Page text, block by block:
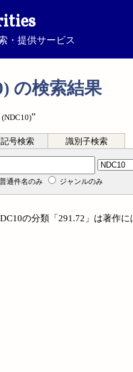
・提供サービス
の検索結果
(NDC10)”
号検索 識別子検索
普通件名のみ ジャンルのみ
の分類「291.72」は著作